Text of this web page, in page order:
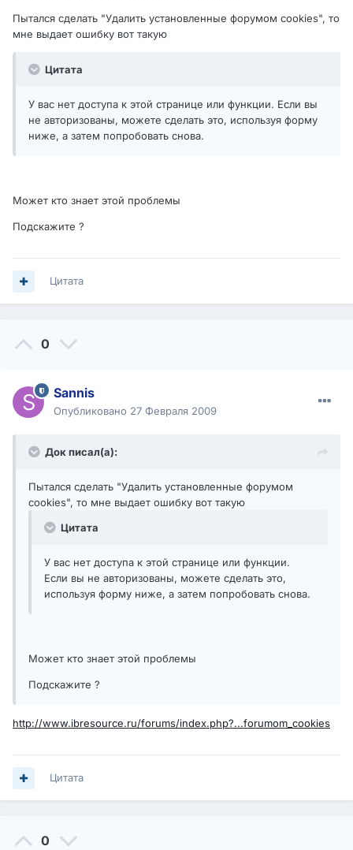
Пытался сделать "Удалить установленные форумом cookies", то
мне выдает ошибку вот такую
Цитата
У вас нет доступа к этой странице или функции. Если вы
не авторизованы, можете сделать это, используя форму
ниже, а затем попробовать снова.
Может кто знает этой проблемы
Подскажите ?
Цитата
0
Sannis
Опубликовано 27 Февраля 2009
Док писал(а):
Пытался сделать "Удалить установленные форумом
cookies", то мне выдает ошибку вот такую
Цитата
У вас нет доступа к этой странице или функции.
Если вы не авторизованы, можете сделать это,
используя форму ниже, а затем попробовать снова.
Может кто знает этой проблемы
Подскажите ?
http://www.ibresource.ru/forums/index.php?...forumom_cookies
Цитата
0